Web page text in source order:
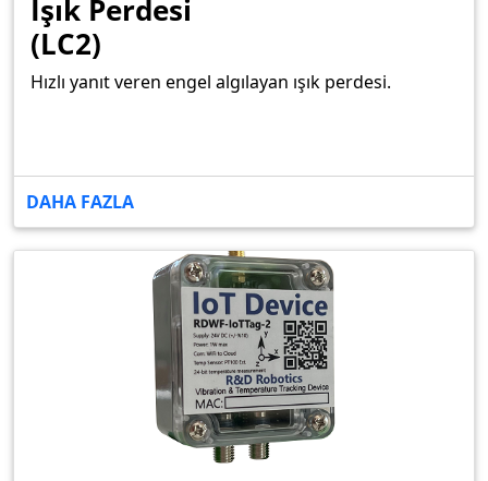
Işık Perdesi
(LC2)
Hızlı yanıt veren engel algılayan ışık perdesi.
DAHA FAZLA